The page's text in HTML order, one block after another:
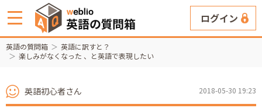
ログイン
英語の質問箱
英語に訳すと？
楽しみがなくなった 、と英語で表現したい
英語初心者さん 2018-05-30 19:23